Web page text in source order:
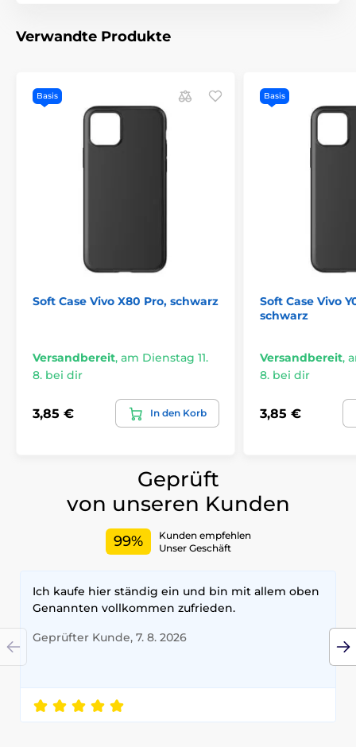
Verwandte Produkte
Basis
Soft Case Vivo X80 Pro, schwarz
Versandbereit, am Dienstag 11.
8. bei dir
3,85 € In den Korb
Basis
Soft Case Vivo
schwarz
Versandbereit,
8. bei dir
3,85 €
Geprüft
von unseren Kunden
99%
Kunden empfehlen
Unser Geschäft
Ich kaufe hier ständig ein und bin mit allem oben
Genannten vollkommen zufrieden.
Geprüfter Kunde, 7. 8. 2026